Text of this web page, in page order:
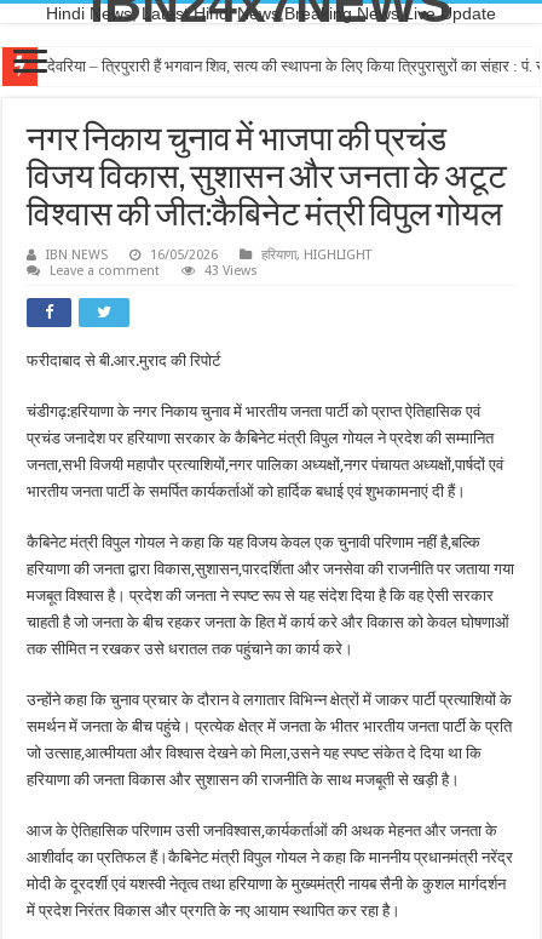
Hindi News, Latest Hindi News,Breaking News,Live Update
देवरिया – त्रिपुरारी हैं भगवान शिव, सत्य की स्थापना के लिए किया त्रिपुरासुरों का संहार : पं.
नगर निकाय चुनाव में भाजपा की प्रचंड
विजय विकास, सुशासन और जनता के अटूट
विश्वास की जीत:कैबिनेट मंत्री विपुल गोयल
IBN NEWS 16/05/2026 हरियाणा, HIGHLIGHT
Leave a comment
43 Views
फरीदाबाद से बी.आर.मुराद की रिपोर्ट
चंडीगढ़:हरियाणा के नगर निकाय चुनाव में भारतीय जनता पार्टी को प्राप्त ऐतिहासिक एवं
प्रचंड जनादेश पर हरियाणा सरकार के कैबिनेट मंत्री विपुल गोयल ने प्रदेश की सम्मानित
जनता,सभी विजयी महापौर प्रत्याशियों,नगर पालिका अध्यक्षों,नगर पंचायत अध्यक्षों,पार्षदों एवं
भारतीय जनता पार्टी के समर्पित कार्यकर्ताओं को हार्दिक बधाई एवं शुभकामनाएं दी हैं।
कैबिनेट मंत्री विपुल गोयल ने कहा कि यह विजय केवल एक चुनावी परिणाम नहीं है,बल्कि
हरियाणा की जनता द्वारा विकास,सुशासन,पारदर्शिता और जनसेवा की राजनीति पर जताया गया
मजबूत विश्वास है। प्रदेश की जनता ने स्पष्ट रूप से यह संदेश दिया है कि वह ऐसी सरकार
चाहती है जो जनता के बीच रहकर जनता के हित में कार्य करे और विकास को केवल घोषणाओं
तक सीमित न रखकर उसे धरातल तक पहुंचाने का कार्य करे।
उन्होंने कहा कि चुनाव प्रचार के दौरान वे लगातार विभिन्न क्षेत्रों में जाकर पार्टी प्रत्याशियों के
समर्थन में जनता के बीच पहुंचे। प्रत्येक क्षेत्र में जनता के भीतर भारतीय जनता पार्टी के प्रति
जो उत्साह,आत्मीयता और विश्वास देखने को मिला,उसने यह स्पष्ट संकेत दे दिया था कि
हरियाणा की जनता विकास और सुशासन की राजनीति के साथ मजबूती से खड़ी है।
आज के ऐतिहासिक परिणाम उसी जनविश्वास,कार्यकर्ताओं की अथक मेहनत और जनता के
आशीर्वाद का प्रतिफल हैं।कैबिनेट मंत्री विपुल गोयल ने कहा कि माननीय प्रधानमंत्री नरेंद्र
मोदी के दूरदर्शी एवं यशस्वी नेतृत्व तथा हरियाणा के मुख्यमंत्री नायब सैनी के कुशल मार्गदर्शन
में प्रदेश निरंतर विकास और प्रगति के नए आयाम स्थापित कर रहा है।